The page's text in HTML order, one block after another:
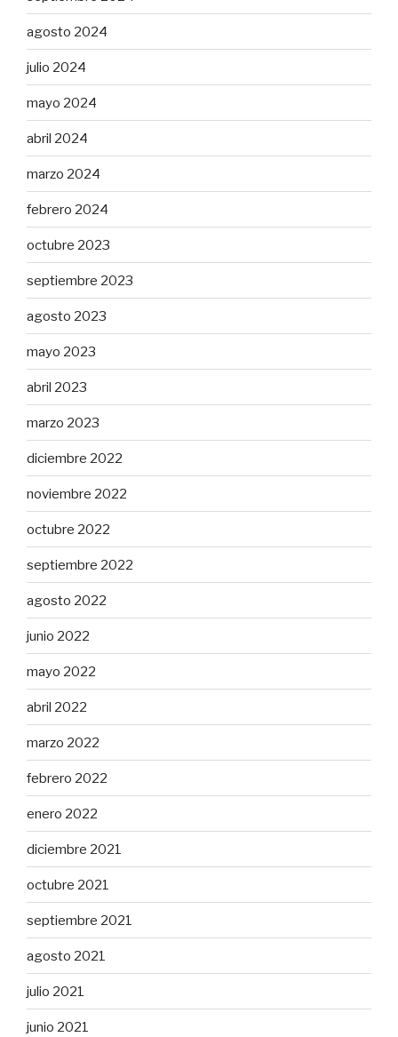
agosto 2024
julio 2024
mayo 2024
abril 2024
marzo 2024
febrero 2024
octubre 2023
septiembre 2023
agosto 2023
mayo 2023
abril 2023
marzo 2023
diciembre 2022
noviembre 2022
octubre 2022
septiembre 2022
agosto 2022
junio 2022
mayo 2022
abril 2022
marzo 2022
febrero 2022
enero 2022
diciembre 2021
octubre 2021
septiembre 2021
agosto 2021
julio 2021
junio 2021